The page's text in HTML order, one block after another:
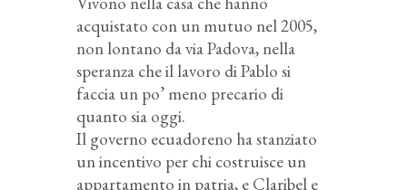
acquistato con un mutuo nel 2005,
non lontano da via Padova, nella
speranza che il lavoro di Pablo si
faccia un po’ meno precario di
quanto sia oggi.
Il governo ecuadoreno ha stanziato
un incentivo per chi costruisce un
appartamento in patria, e Claribel e